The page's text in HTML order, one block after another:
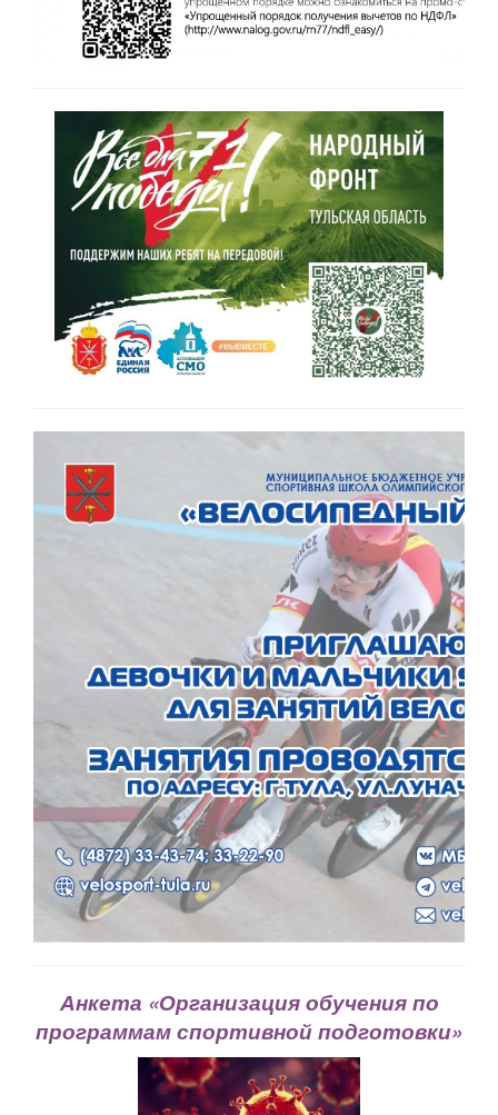
Анкета «Организация обучения по
программам спортивной подготовки»